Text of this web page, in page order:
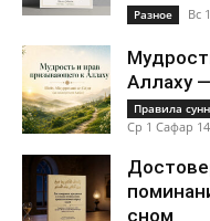
Разное Вс
Аллаху
Правила
Ср 1 Сафар
сном